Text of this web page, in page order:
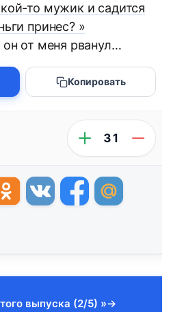
то мужик и садится
принес? »
от меня рванул…
Копировать
31
выпуска (2/5) »